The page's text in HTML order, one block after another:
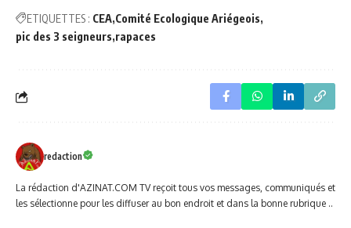
ETIQUETTES : CEA Comité Ecologique Ariégeois
pic des 3 seigneurs rapaces
redaction
La rédaction d'AZINAT.COM TV reçoit tous vos messages, communiqués et
les sélectionne pour les diffuser au bon endroit et dans la bonne rubrique ..